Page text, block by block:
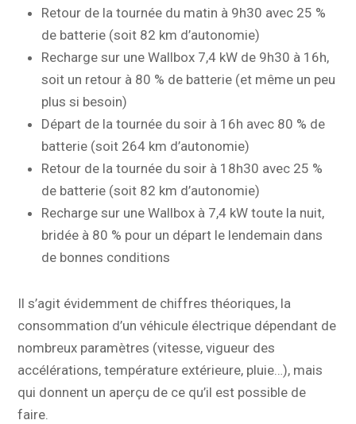
Retour de la tournée du matin à 9h30 avec 25 %
de batterie (soit 82 km d’autonomie)
Recharge sur une Wallbox 7,4 kW de 9h30 à 16h,
soit un retour à 80 % de batterie (et même un peu
plus si besoin)
Départ de la tournée du soir à 16h avec 80 % de
batterie (soit 264 km d’autonomie)
Retour de la tournée du soir à 18h30 avec 25 %
de batterie (soit 82 km d’autonomie)
Recharge sur une Wallbox à 7,4 kW toute la nuit,
bridée à 80 % pour un départ le lendemain dans
de bonnes conditions
Il s’agit évidemment de chiffres théoriques, la
consommation d’un véhicule électrique dépendant de
nombreux paramètres (vitesse, vigueur des
accélérations, température extérieure, pluie…), mais
qui donnent un aperçu de ce qu’il est possible de
faire.